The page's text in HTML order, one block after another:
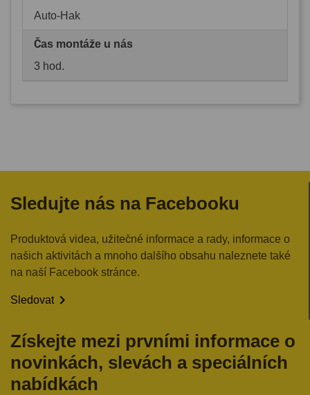
Auto-Hak
Čas montáže u nás
3 hod.
Sledujte nás na Facebooku
Produktová videa, užitečné informace a rady, informace o
našich aktivitách a mnoho dalšího obsahu naleznete také
na naší Facebook stránce.
Sledovat
Získejte mezi prvními informace o
novinkách, slevách a speciálních
nabídkách